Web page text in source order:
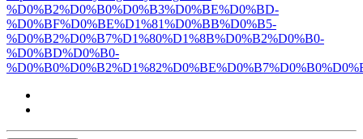
%D0%B2%D0%B0%D0%B3%D0%BE%D0%BD-
%D0%BF%D0%BE%D1%81%D0%BB%D0%B5-
%D0%B2%D0%B7%D1%80%D1%8B%D0%B2%D0%B0-
%D0%BD%D0%B0-